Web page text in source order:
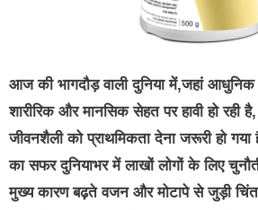
आज की भागदौड़ वाली दुनिया में,जहां आधुनिक
शारीरिक और मानसिक सेहत पर हावी हो
जीवनशैली को प्राथमिकता देना जरूरी हो
का सफर दुनियाभर में लाखों लोगों के लिए
मुख्य कारण बढ़ते वजन और मोटापे से जुड़ी